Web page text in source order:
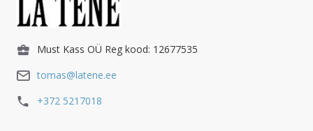
Must Kass OÜ Reg kood: 12677535
tomas@latene.ee
+372 5217018